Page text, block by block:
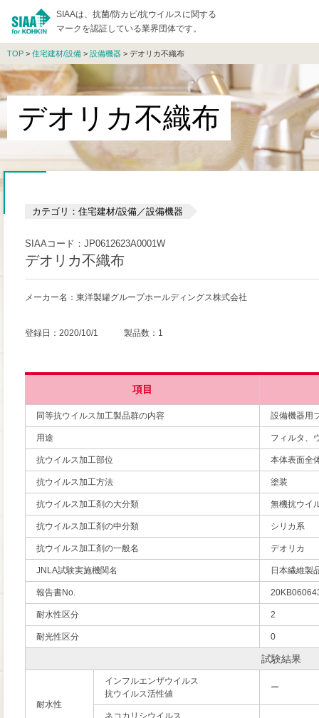
SIAAは、抗菌/防カビ/抗ウイルスに関する
マークを認証している業界団体です。
TOP > 住宅建材/設備 > 設備機器 > デオリカ不織布
デオリカ不織布
カテゴリ：住宅建材/設備／設備機器
SIAAコード：JP0612623A0001W
デオリカ不織布
メーカー名：東洋製罐グループホールディングス株式会社
登録日：2020/10/1 製品数：1
項目
同等抗ウイルス加工製品群の内容 設備機器用
用途 フィルタ、
抗ウイルス加工部位 本体表面全
抗ウイルス加工方法 塗装
抗ウイルス加工剤の大分類 無機抗ウイ
抗ウイルス加工剤の中分類 シリカ系
抗ウイルス加工剤の一般名 デオリカ
JNLA試験実施機関名 日本繊維製
報告書No.
耐水性区分 2
耐光性区分 0
試験結果
耐水性
インフルエンザウイルス
抗ウイルス活性値
ー
ネコカリシウイルス